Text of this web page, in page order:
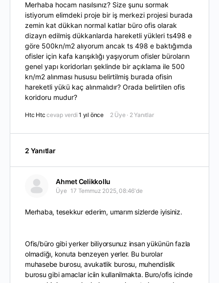
Merhaba hocam nasılsınız? Size şunu sormak
istiyorum elimdeki proje bir iş merkezi projesi burada
zemin kat dükkan normal katlar büro ofis olarak
dizayn edilmiş dükkanlarda hareketli yükleri ts498 e
göre 500kn/m2 alıyorum ancak ts 498 e baktığımda
ofisler için kafa karışıklığı yaşıyorum ofisler büroların
genel yapı koridorları şeklinde bir açıklama ile 500
kn/m2 alınması hususu belirtilmiş burada ofisin
hareketli yükü kaç alınmalıdır? Orada belirtilen ofis
koridoru mudur?
Htc Htc cevap verdi1 yıl önce 2 Üye · 2 Yanıtlar
2 Yanıtlar
Ahmet Celikkollu
Üye 17 Temmuz 2025, 08:46'de
Merhaba, tesekkur ederim, umarım sizlerde iyisiniz.
Ofis/büro gibi yerker biliyorsunuz insan yükünün fazla
olmadiğı, konuta benzeyen yerler. Bu burolar
muhasebe burosu, avukatlik burosu, muhendislik
burosu gibi amaclar iciin kullanilmakta. Buro/ofis icinde